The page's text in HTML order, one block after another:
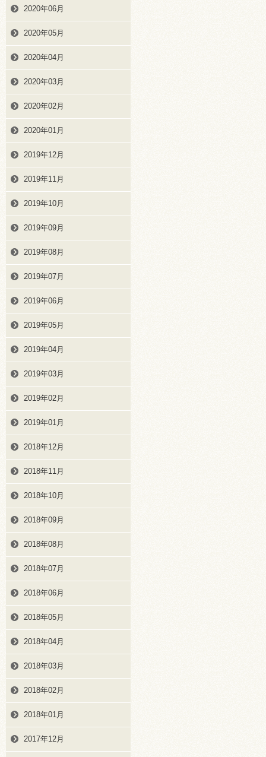
2020年06月
2020年05月
2020年04月
2020年03月
2020年02月
2020年01月
2019年12月
2019年11月
2019年10月
2019年09月
2019年08月
2019年07月
2019年06月
2019年05月
2019年04月
2019年03月
2019年02月
2019年01月
2018年12月
2018年11月
2018年10月
2018年09月
2018年08月
2018年07月
2018年06月
2018年05月
2018年04月
2018年03月
2018年02月
2018年01月
2017年12月